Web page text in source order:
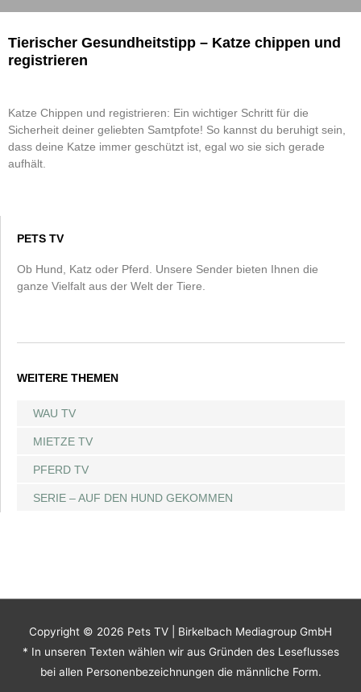
Tierischer Gesundheitstipp – Katze chippen und
registrieren
Katze Chippen und registrieren: Ein wichtiger Schritt für die
Sicherheit deiner geliebten Samtpfote! So kannst du beruhigt sein,
dass deine Katze immer geschützt ist, egal wo sie sich gerade
aufhält.
PETS TV
Ob Hund, Katz oder Pferd. Unsere Sender bieten Ihnen die
ganze Vielfalt aus der Welt der Tiere.
WEITERE THEMEN
WAU TV
MIETZE TV
PFERD TV
SERIE – AUF DEN HUND GEKOMMEN
Copyright © 2026 Pets TV | Birkelbach Mediagroup GmbH
* In unseren Texten wählen wir aus Gründen des Leseflusses
bei allen Personenbezeichnungen die männliche Form.